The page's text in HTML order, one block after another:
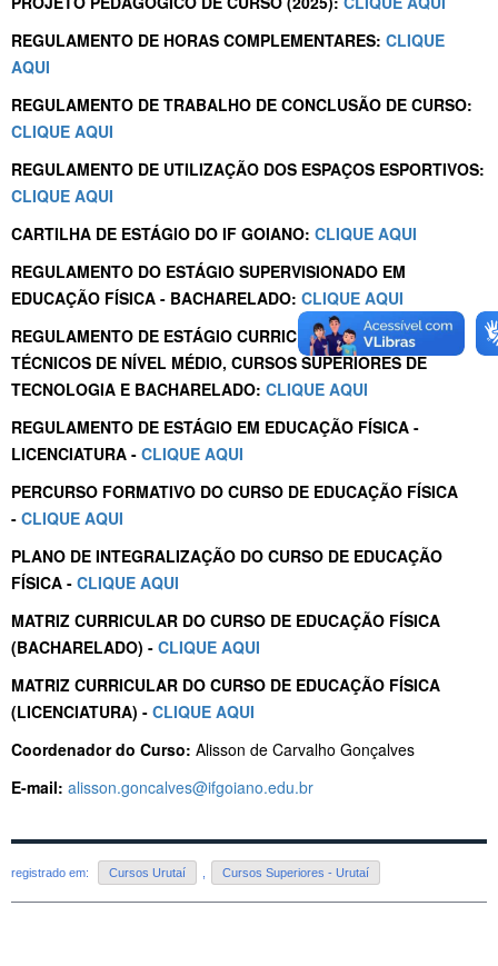
REGULAMENTO DE HORAS COMPLEMENTARES: CLIQUE
AQUI
REGULAMENTO DE TRABALHO DE CONCLUSÃO DE CURSO:
CLIQUE AQUI
REGULAMENTO DE UTILIZAÇÃO DOS ESPAÇOS ESPORTIVOS:
CLIQUE AQUI
CARTILHA DE ESTÁGIO DO IF GOIANO: CLIQUE AQUI
REGULAMENTO DO ESTÁGIO SUPERVISIONADO EM
EDUCAÇÃO FÍSICA - BACHARELADO: CLIQUE AQUI
REGULAMENTO DE ESTÁGIO CURRICULAR DOS CURSOS
TÉCNICOS DE NÍVEL MÉDIO, CURSOS SUPERIORES DE
TECNOLOGIA E BACHARELADO: CLIQUE AQUI
REGULAMENTO DE ESTÁGIO EM EDUCAÇÃO FÍSICA -
LICENCIATURA - CLIQUE AQUI
PERCURSO FORMATIVO DO CURSO DE EDUCAÇÃO FÍSICA
- CLIQUE AQUI
PLANO DE INTEGRALIZAÇÃO DO CURSO DE EDUCAÇÃO
FÍSICA - CLIQUE AQUI
MATRIZ CURRICULAR DO CURSO DE EDUCAÇÃO FÍSICA
(BACHARELADO) - CLIQUE AQUI
MATRIZ CURRICULAR DO CURSO DE EDUCAÇÃO FÍSICA
(LICENCIATURA) - CLIQUE AQUI
Coordenador do Curso: Alisson de Carvalho Gonçalves
E-mail: alisson.goncalves@ifgoiano.edu.br
registrado em: Cursos Urutaí Cursos Superiores - Urutaí